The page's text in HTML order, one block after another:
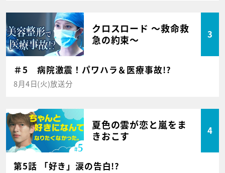
クロスロード ～救命救
急の約束～
3
＃5 病院激震！パワハラ＆医療事故!?
8月4日(火)放送分
夏色の雲が恋と嵐をま
きおこす
4
第5話 「好き」涙の告白!?